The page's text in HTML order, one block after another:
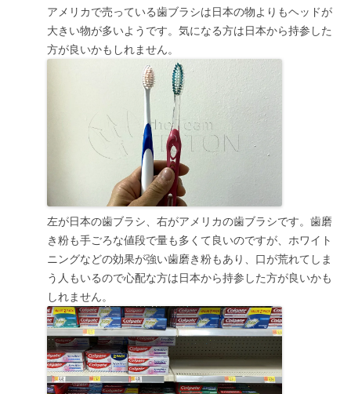
アメリカで売っている歯ブラシは日本の物よりもヘッドが
大きい物が多いようです。気になる方は日本から持参した
方が良いかもしれません。
左が日本の歯ブラシ、右がアメリカの歯ブラシです。歯磨
き粉も手ごろな値段で量も多くて良いのですが、ホワイト
ニングなどの効果が強い歯磨き粉もあり、口が荒れてしま
う人もいるので心配な方は日本から持参した方が良いかも
しれません。